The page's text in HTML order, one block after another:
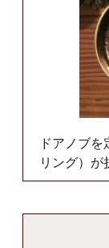
ドアノブ
リング）が